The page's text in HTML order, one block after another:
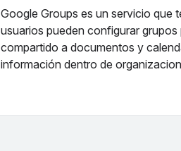
Google Groups es un servicio que
usuarios pueden configurar
compartido a documentos y
información dentro de